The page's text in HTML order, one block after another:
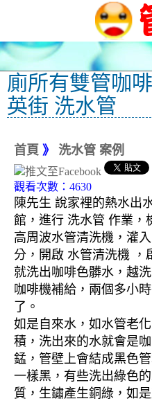
廁所有雙管咖
英街 洗水管
首頁 》 洗水管 案例
觀看次數：4630
陳先生 說家裡的熱水出
館，進行 洗水管 作業，
高周波水管清洗機，灌
分，開啟 水管清洗機 ，
就洗出咖啡色髒水，越
咖啡機補給，兩個多小
了。
如是自來水，如水管老
積，洗出來的水就會是
錳，管壁上會結成黑色
一樣黑，有些洗出綠色
質，生鏽產生銅綠，如